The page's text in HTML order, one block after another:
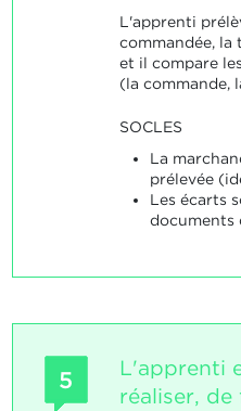
L'apprenti
commandée, la
et il compare
(la commande,
SOCLES
La
prélevée
Les écarts
documents
5
L'apprenti
réaliser,